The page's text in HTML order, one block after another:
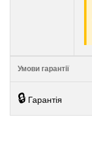
Умови гарантії
🔒 Гарантія